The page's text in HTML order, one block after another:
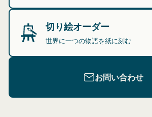
切り絵オーダー
世界に一つの物語を紙に刻む
お問い合わせ